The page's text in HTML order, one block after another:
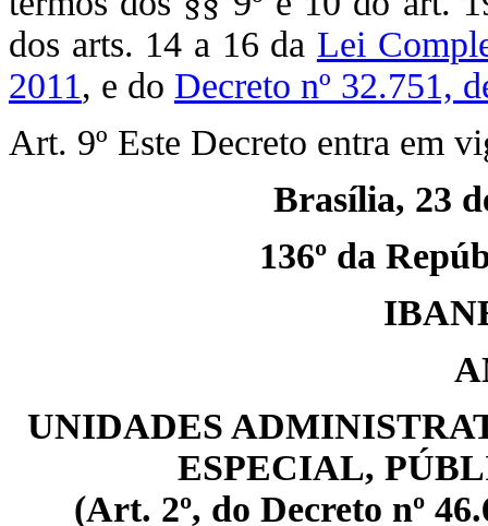
dos arts. 14 a 16 da Lei
2011, e do Decreto nº 32.751,
Art. 9º Este Decreto entra em
Brasília, 23
136º da
UNIDADES
ESPECIAL,
(Art. 2º, do Decreto nº